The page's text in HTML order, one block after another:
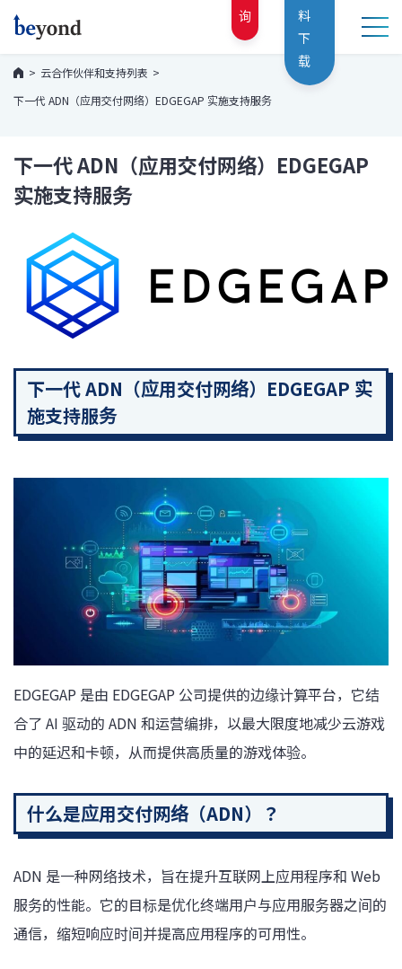
询
料
下
载
云合作伙伴和支持列表
下一代 ADN（应用交付网络）EDGEGAP 实施支持服务
下一代 ADN（应用交付网络）EDGEGAP
实施支持服务
下一代 ADN（应用交付网络）EDGEGAP 实
施支持服务
EDGEGAP 是由 EDGEGAP 公司提供的边缘计算平台，它结
合了 AI 驱动的 ADN 和运营编排，以最大限度地减少云游戏
中的延迟和卡顿，从而提供高质量的游戏体验。
什么是应用交付网络（ADN）？
ADN 是一种网络技术，旨在提升互联网上应用程序和 Web
服务的性能。它的目标是优化终端用户与应用服务器之间的
通信，缩短响应时间并提高应用程序的可用性。